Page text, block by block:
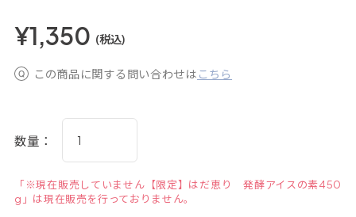
¥1,350 (税込)
この商品に関する問い合わせは こちら
数量：
「※現在販売していません【限定】はだ恵り 発酵アイスの素450
g」は現在販売を行っておりません。